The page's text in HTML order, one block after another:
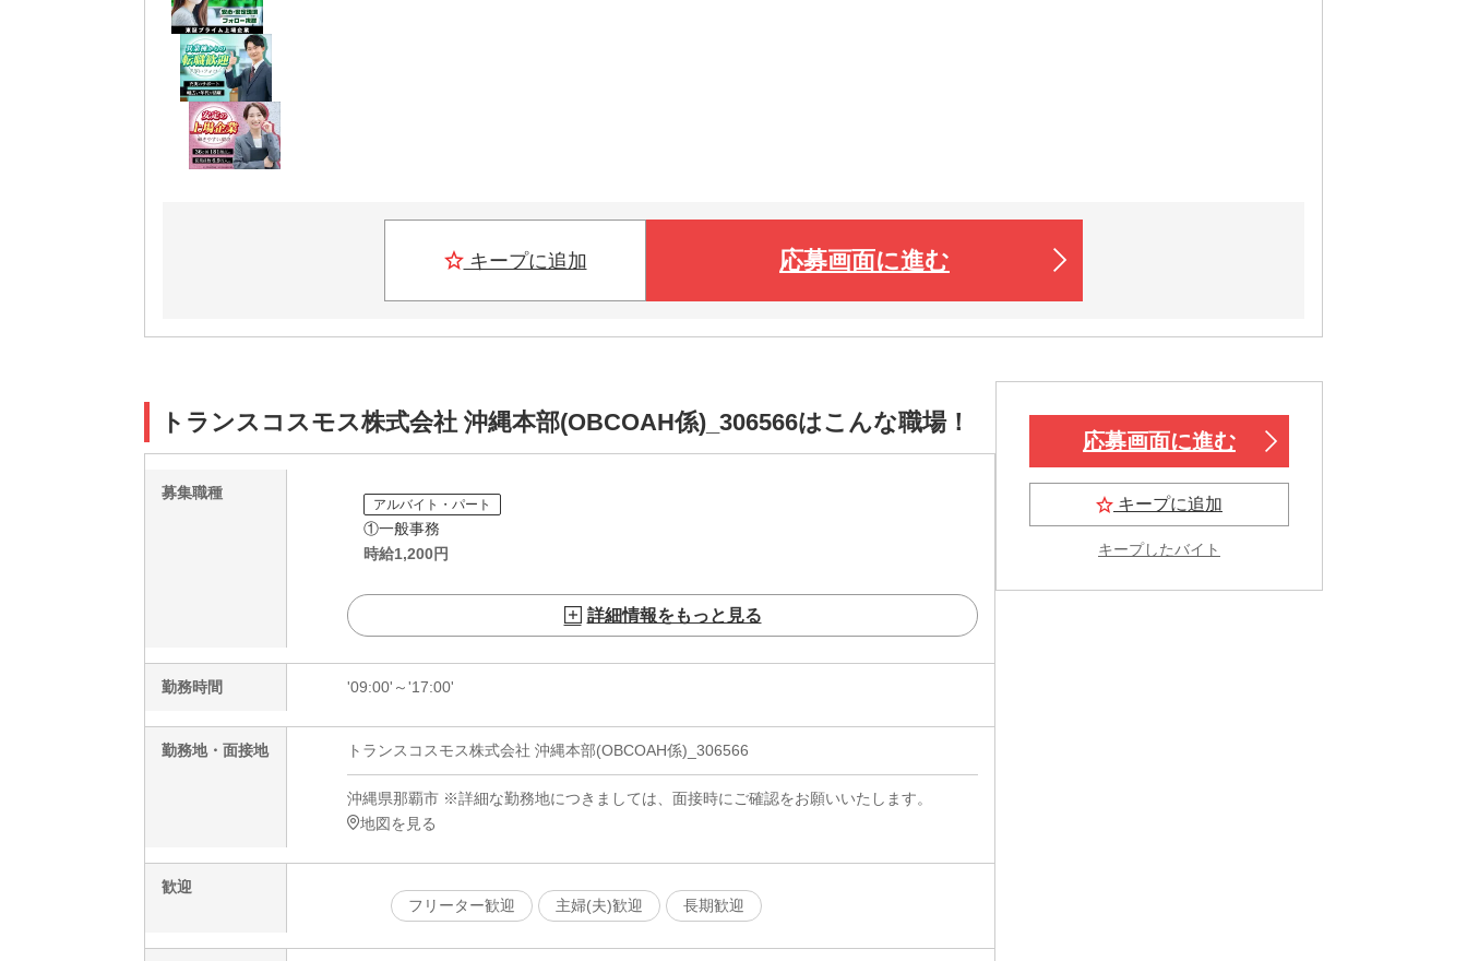
キープに追加 応募画面に進む
トランスコスモス株式会社 沖縄本部(OBCOAH係)_306566はこんな職場！
募集職種
アルバイト・パート
①一般事務
時給1,200円
詳細情報をもっと見る
勤務時間 '09:00'～'17:00'
勤務地・面接地 トランスコスモス株式会社 沖縄本部(OBCOAH係)_306566
沖縄県那覇市 ※詳細な勤務地につきましては、面接時にご確認をお願いいたします。
地図を見る
歓迎
フリーター歓迎
主婦(夫)歓迎 長期歓迎
応募画面に進む
キープに追加
キープしたバイト